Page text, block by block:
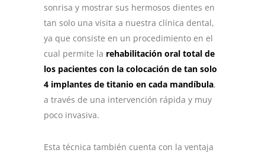
sonrisa y mostrar sus hermosos dientes en
tan solo una visita a nuestra clínica dental,
ya que consiste en un procedimiento en el
cual permite la rehabilitación oral total de
los pacientes con la colocación de tan solo
4 implantes de titanio en cada mandíbula,
a través de una intervención rápida y muy
poco invasiva.
Esta técnica también cuenta con la ventaja